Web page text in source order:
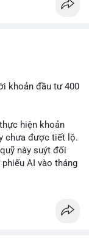
khoản đầu tư 400
hiện khoản
chưa được tiết lộ.
này suýt đối
AI vào tháng
chú ý của quỹ